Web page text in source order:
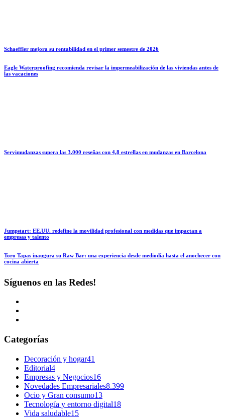
Schaeffler mejora su rentabilidad en el primer semestre de 2026
Eagle Waterproofing recomienda revisar la impermeabilización de las viviendas antes de
las vacaciones
Servimudanzas supera las 3.000 reseñas con 4,8 estrellas en mudanzas en Barcelona
Jumpstart: EE.UU. redefine la movilidad profesional con medidas que impactan a
empresas y talento
Toro Tapas inaugura su Raw Bar: una experiencia desde mediodía hasta el anochecer con
cocina abierta
Síguenos en las Redes!
Categorías
Decoración y hogar41
Editorial4
Empresas y Negocios16
Novedades Empresariales8.399
Ocio y Gran consumo13
Tecnología y entorno digital18
Vida saludable15